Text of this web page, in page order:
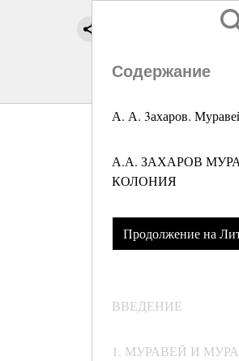
Содержание
А. А. 3ахаров.
А.А. ЗАХАРОВ
КОЛОНИЯ
Продолжение на
ВВЕДЕНИЕ
1. МУРАВЕЙ И